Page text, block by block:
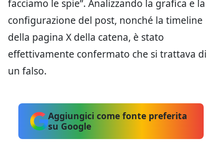
facciamo le spie”. Analizzando la grafica e la
configurazione del post, nonché la timeline
della pagina X della catena, è stato
effettivamente confermato che si trattava di
un falso.
Aggiungici come fonte preferita
su Google